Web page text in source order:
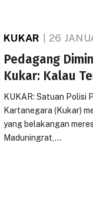
KUKAR 26
Pedagang
Kukar: Kalau
KUKAR: Satuan Polisi
Kartanegara (Kukar)
yang belakangan
Maduningrat,…